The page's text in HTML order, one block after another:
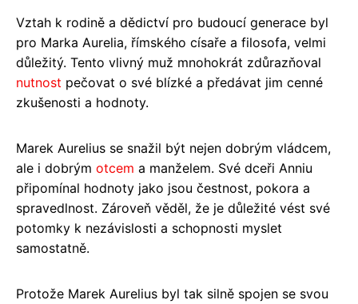
Vztah k rodině a dědictví pro budoucí generace byl
pro Marka Aurelia, římského císaře a filosofa, velmi
důležitý. Tento vlivný muž mnohokrát zdůrazňoval
nutnost pečovat o své blízké a předávat jim cenné
zkušenosti a hodnoty.
Marek Aurelius se snažil být nejen dobrým vládcem,
ale i dobrým otcem a manželem. Své dceři Anniu
připomínal hodnoty jako jsou čestnost, pokora a
spravedlnost. Zároveň věděl, že je důležité vést své
potomky k nezávislosti a schopnosti myslet
samostatně.
Protože Marek Aurelius byl tak silně spojen se svou